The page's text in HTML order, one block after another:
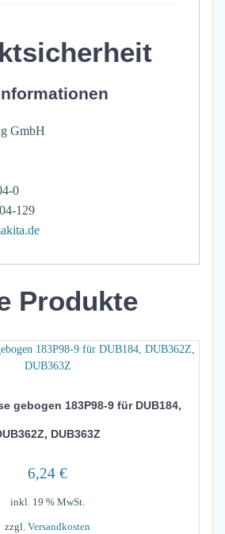
GmbH
0
129
Produkte
gebogen 183P98-9 für DUB184,
DUB363Z
6,24 €
inkl. 19 % MwSt.
zzgl. Versandkosten